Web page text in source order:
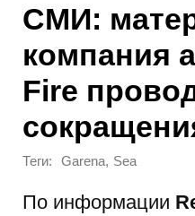
СМИ:
компания
Fire
Теги: Garena, Sea
По информации